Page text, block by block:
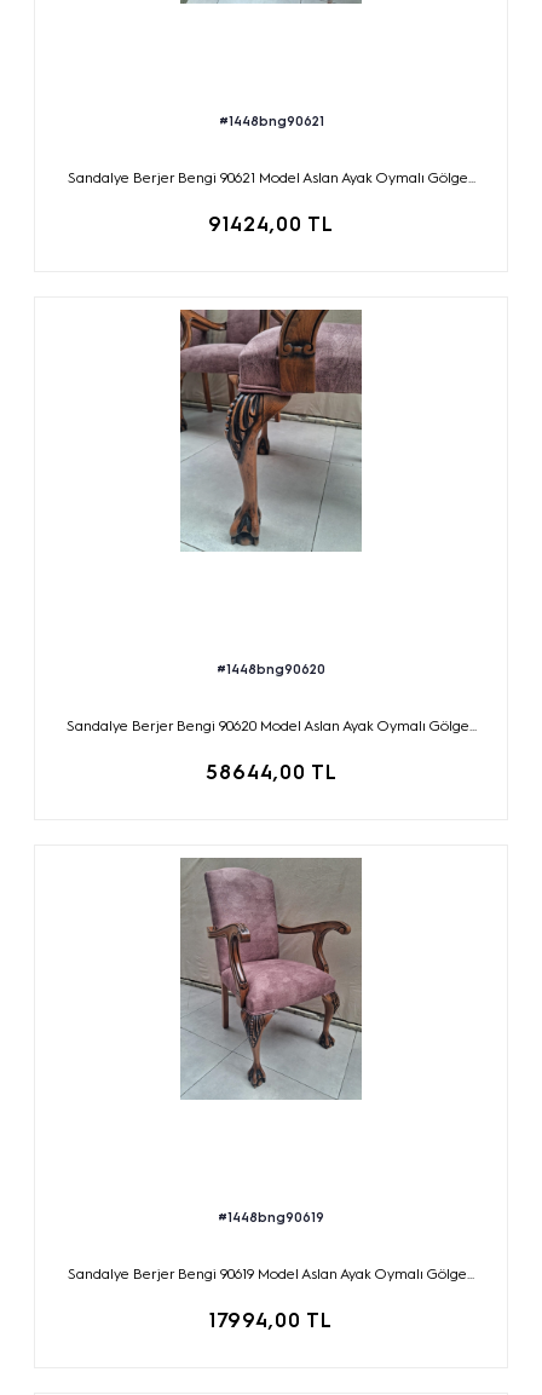
#1448bng90621
Sandalye Berjer Bengi 90621 Model Aslan Ayak Oymalı Gölge...
91424,00 TL
#1448bng90620
Sandalye Berjer Bengi 90620 Model Aslan Ayak Oymalı Gölge...
58644,00 TL
#1448bng90619
Sandalye Berjer Bengi 90619 Model Aslan Ayak Oymalı Gölge...
17994,00 TL